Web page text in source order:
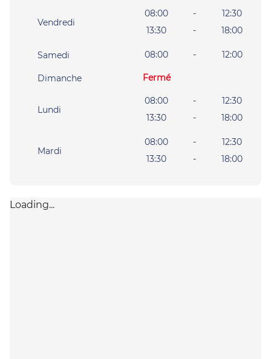
Vendredi
08:00 -
12:30
13:30
- 18:00
Samedi 08:00 - 12:00
Dimanche Fermé
Lundi
08:00 -
12:30
13:30
- 18:00
Mardi
08:00 -
12:30
13:30
- 18:00
Loading...